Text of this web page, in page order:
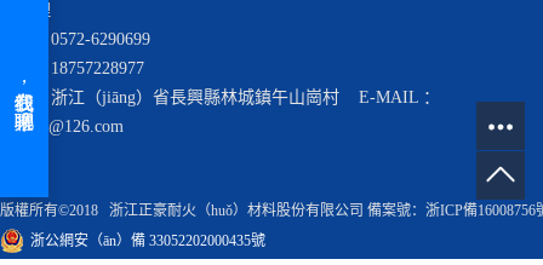
查經理
座機：0572-6290699
手機：18757228977
地址：浙江（jiāng）省長興縣林城鎮午山崗村 E-MAIL ：
cnzhnh@126.com
版權所有©2018 浙江正豪耐火（huǒ）材料股份有限公司 備案號： 浙ICP備16008756
浙公網安（ān）備 33052202000435號